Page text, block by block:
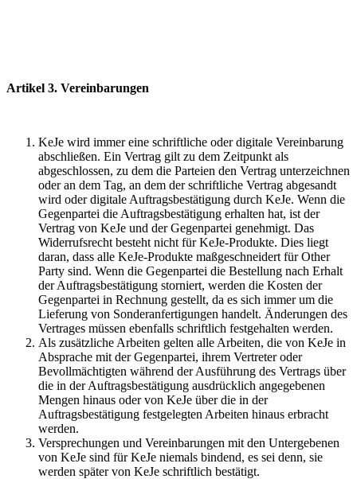
Artikel 3. Vereinbarungen
KeJe wird immer eine schriftliche oder digitale Vereinbarung
abschließen. Ein Vertrag gilt zu dem Zeitpunkt als
abgeschlossen, zu dem die Parteien den Vertrag unterzeichnen
oder an dem Tag, an dem der schriftliche Vertrag abgesandt
wird oder digitale Auftragsbestätigung durch KeJe. Wenn die
Gegenpartei die Auftragsbestätigung erhalten hat, ist der
Vertrag von KeJe und der Gegenpartei genehmigt. Das
Widerrufsrecht besteht nicht für KeJe-Produkte. Dies liegt
daran, dass alle KeJe-Produkte maßgeschneidert für Other
Party sind. Wenn die Gegenpartei die Bestellung nach Erhalt
der Auftragsbestätigung storniert, werden die Kosten der
Gegenpartei in Rechnung gestellt, da es sich immer um die
Lieferung von Sonderanfertigungen handelt. Änderungen des
Vertrages müssen ebenfalls schriftlich festgehalten werden.
Als zusätzliche Arbeiten gelten alle Arbeiten, die von KeJe in
Absprache mit der Gegenpartei, ihrem Vertreter oder
Bevollmächtigten während der Ausführung des Vertrags über
die in der Auftragsbestätigung ausdrücklich angegebenen
Mengen hinaus oder von KeJe über die in der
Auftragsbestätigung festgelegten Arbeiten hinaus erbracht
werden.
Versprechungen und Vereinbarungen mit den Untergebenen
von KeJe sind für KeJe niemals bindend, es sei denn, sie
werden später von KeJe schriftlich bestätigt.